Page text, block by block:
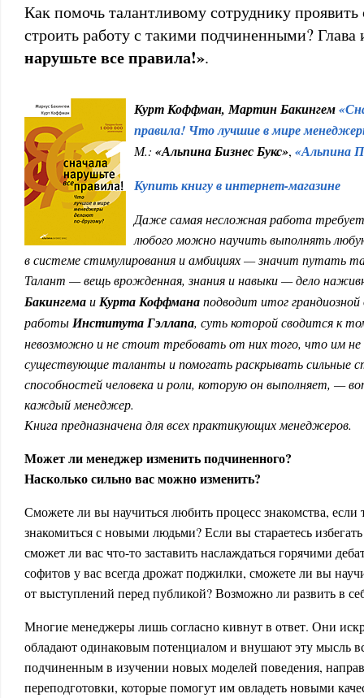
Как помочь талантливому сотруднику
строить работу с такими подчиненными?
нарушьте все правила!».
Курт Коффман, Мартин Бакингем
правила! Что лучшие в мире
М.: «Альпина Бизнес Букс», «Альпина
Купить книгу в интернет-магазине
Даже самая несложная работа
любого можно научить выполнять
в системе стимулирования и амбициях — значит путать
Талант — вещь врожденная, знания и навыки — дело
БакингемаиКурта Коффманаподводит итог
работыИнститута Гэллапа, суть которой сводится к
невозможно и не стоит требовать от них того, что им
существующие таланты и помогать раскрывать сильные
способностей человека и роли, которую он выполняет, —
каждый менеджер.
Книга предназначена для всех практикующих менеджеров.
Может ли менеджер изменить подчиненного?
Насколько сильно вас можно изменить?
Сможете ли вы научиться любить процесс знакомства, если
знакомиться с новыми людьми? Если вы стараетесь
сможет ли вас что-то заставить наслаждаться горячими
софитов у вас всегда дрожат поджилки, сможете ли вы
от выступлений перед публикой? Возможно ли развить в
Многие менеджеры лишь согласно кивнут в ответ. Они
обладают одинаковым потенциалом и внушают эту мысль
подчиненным в изучении новых моделей поведения,
переподготовки, которые помогут им овладеть новыми